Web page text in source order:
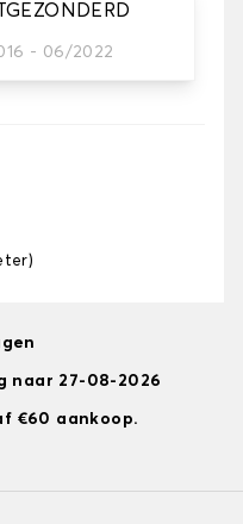
- 06/2022
naar 27-08-2026
€60 aankoop.